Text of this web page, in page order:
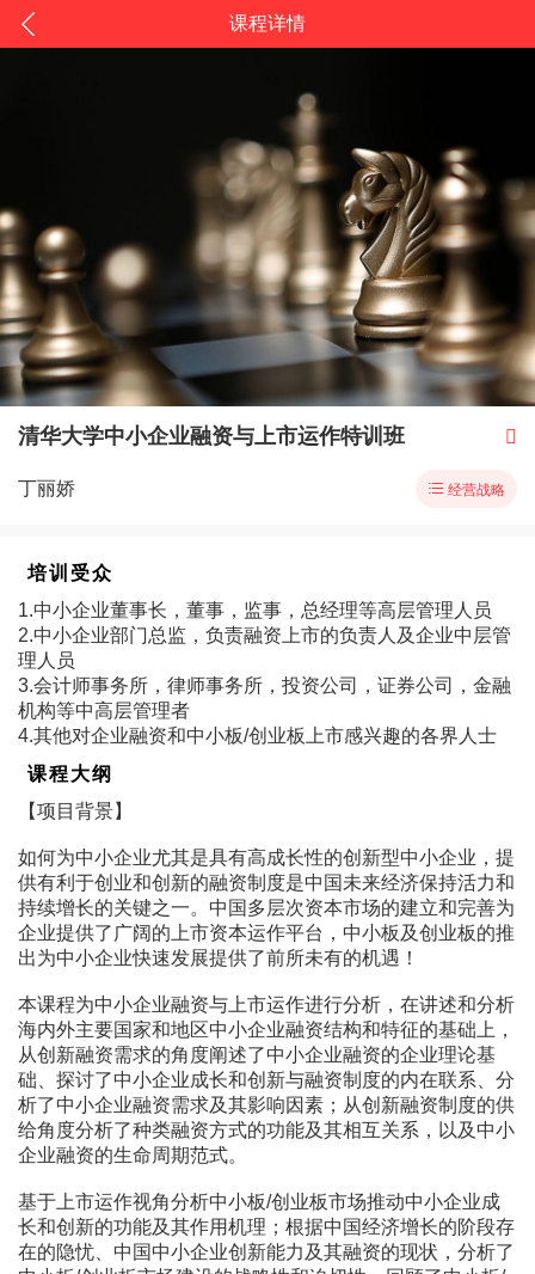
课程详情
清华大学中小企业融资与上市运作特训班 
丁丽娇  经营战略
培训受众
1.中小企业董事长，董事，监事，总经理等高层管理人员
2.中小企业部门总监，负责融资上市的负责人及企业中层管
理人员
3.会计师事务所，律师事务所，投资公司，证券公司，金融
机构等中高层管理者
4.其他对企业融资和中小板/创业板上市感兴趣的各界人士
课程大纲
【项目背景】
如何为中小企业尤其是具有高成长性的创新型中小企业，提
供有利于创业和创新的融资制度是中国未来经济保持活力和
持续增长的关键之一。中国多层次资本市场的建立和完善为
企业提供了广阔的上市资本运作平台，中小板及创业板的推
出为中小企业快速发展提供了前所未有的机遇！
本课程为中小企业融资与上市运作进行分析，在讲述和分析
海内外主要国家和地区中小企业融资结构和特征的基础上，
从创新融资需求的角度阐述了中小企业融资的企业理论基
础、探讨了中小企业成长和创新与融资制度的内在联系、分
析了中小企业融资需求及其影响因素；从创新融资制度的供
给角度分析了种类融资方式的功能及其相互关系，以及中小
企业融资的生命周期范式。
基于上市运作视角分析中小板/创业板市场推动中小企业成
长和创新的功能及其作用机理；根据中国经济增长的阶段存
在的隐忧、中国中小企业创新能力及其融资的现状，分析了